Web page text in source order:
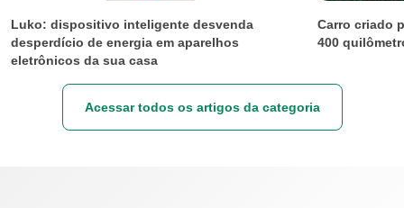
Luko: dispositivo inteligente desvenda
desperdício de energia em aparelhos
eletrônicos da sua casa
Carro criado
400
Acessar todos os artigos da categoria